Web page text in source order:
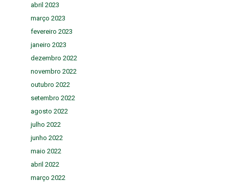
abril 2023
março 2023
fevereiro 2023
janeiro 2023
dezembro 2022
novembro 2022
outubro 2022
setembro 2022
agosto 2022
julho 2022
junho 2022
maio 2022
abril 2022
março 2022